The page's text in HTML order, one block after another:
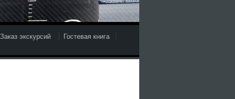
Заказ экскурсий
Гостевая книга